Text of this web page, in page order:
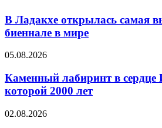
открылась
самая
высокогорная
в
В Ладакхе открылась самая
биеннале в мире
Каменный
в
сердце
Индии:
которой
05.08.2026
Каменный лабиринт в сердце
которой 2000 лет
Август
02.08.2026